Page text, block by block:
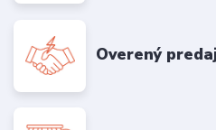
Overený